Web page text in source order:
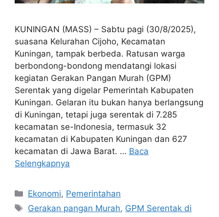
KUNINGAN (MASS) – Sabtu pagi (30/8/2025),
suasana Kelurahan Cijoho, Kecamatan
Kuningan, tampak berbeda. Ratusan warga
berbondong-bondong mendatangi lokasi
kegiatan Gerakan Pangan Murah (GPM)
Serentak yang digelar Pemerintah Kabupaten
Kuningan. Gelaran itu bukan hanya berlangsung
di Kuningan, tetapi juga serentak di 7.285
kecamatan se-Indonesia, termasuk 32
kecamatan di Kabupaten Kuningan dan 627
kecamatan di Jawa Barat. … Baca
Selengkapnya
Kategori
Ekonomi, Pemerintahan
Tag
Gerakan pangan Murah, GPM Serentak di